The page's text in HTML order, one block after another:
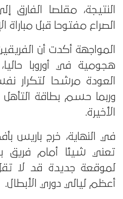
النتيجة، مقلصا
الصراع مفتوحا قبل مباراة
المواجهة أكدت أن
هجومية في أوروبا
العودة مرشحا لتكرار
وربما حسم بطاقة
الأخيرة.
في النهاية، خرج باريس
تعني شيئا أمام فريق
لموقعة جديدة قد لا
أعظم ليالي دوري الأبطال.